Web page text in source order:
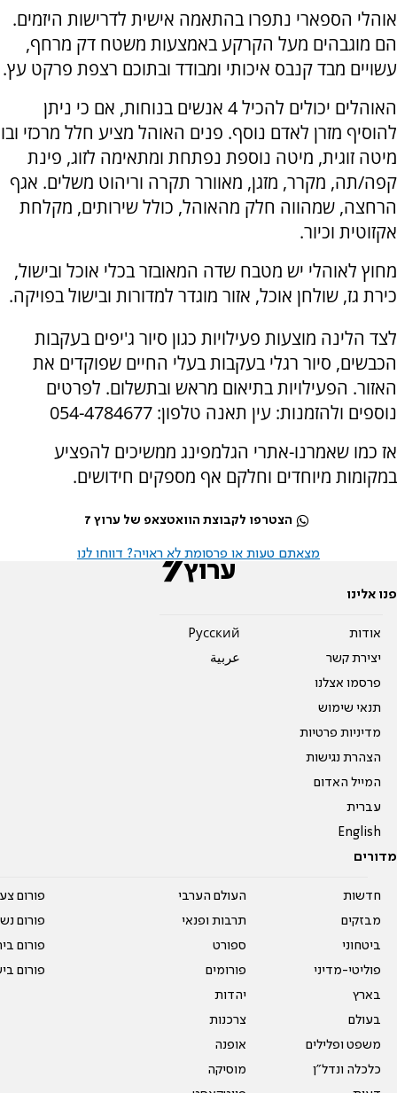
אוהלי הספארי נתפרו בהתאמה אישית לדרישות היזמים.
הם מוגבהים מעל הקרקע באמצעות משטח דק מרחף,
עשויים מבד קנבס איכותי ומבודד ובתוכם רצפת פרקט עץ.
האוהלים יכולים להכיל 4 אנשים בנוחות, אם כי ניתן
להוסיף מזרן לאדם נוסף. פנים האוהל מציע חלל מרכזי ובו
מיטה זוגית, מיטה נוספת נפתחת ומתאימה לזוג, פינת
קפה/תה, מקרר, מזגן, מאוורר תקרה וריהוט משלים. אגף
הרחצה, שמהווה חלק מהאוהל, כולל שירותים, מקלחת
אקזוטית וכיור.
מחוץ לאוהלי יש מטבח שדה המאובזר בכלי אוכל ובישול,
כירת גז, שולחן אוכל, אזור מוגדר למדורות ובישול בפויקה.
לצד הלינה מוצעות פעילויות כגון סיור ג'יפים בעקבות
הכבשים, סיור רגלי בעקבות בעלי החיים שפוקדים את
האזור. הפעילויות בתיאום מראש ובתשלום. לפרטים
נוספים ולהזמנות: עין תאנה טלפון: 054-4784677
אז כמו שאמרנו-אתרי הגלמפינג ממשיכים להפציע
במקומות מיוחדים וחלקם אף מספקים חידושים.
הצטרפו לקבוצת הוואטצאפ של ערוץ 7
מצאתם טעות או פרסומת לא ראויה? דווחו לנו
פנו אלינו
אודות
יצירת קשר
פרסמו אצלנו
תנאי שימוש
מדיניות פרטיות
הצהרת נגישות
המייל האדום
עברית
English
Pусский
عربية
מדורים
חדשות
מבזקים
ביטחוני
פוליטי-מדיני
בארץ
בעולם
משפט ופלילים
כלכלה ונדל"ן
העולם הערבי
תרבות ופנאי
ספורט
פורומים
יהדות
צרכנות
אופנה
מוסיקה
פורום
פורום
פורום
פורום